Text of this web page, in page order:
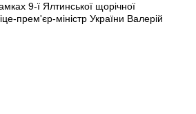
9-ї Ялтинської щорічної
прем'єр-міністр України Валерій